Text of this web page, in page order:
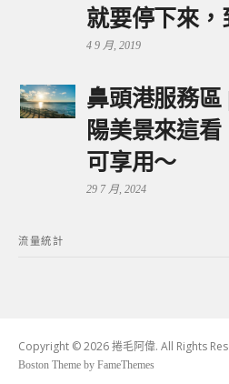
就要停下來，
4 9 月, 2019
鼻頭港服務區
陽美景來這
可享用～
29 7 月, 2024
流量統計
Copyright © 2026 捲毛阿偉. All Rights
Boston Theme by FameThemes